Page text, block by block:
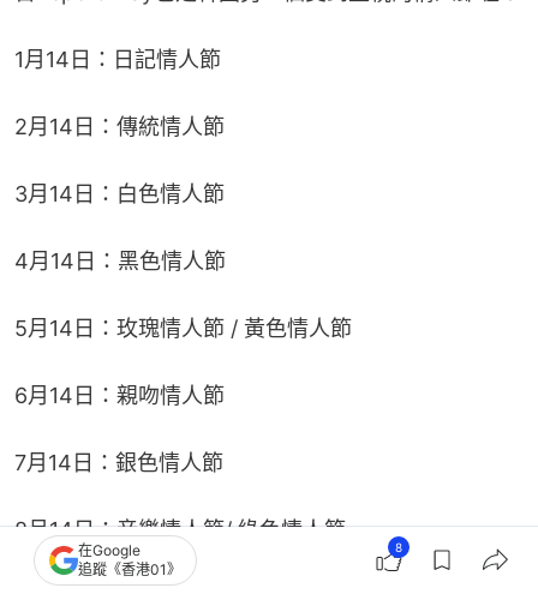
1月14日：日記情人節
2月14日：傳統情人節
3月14日：白色情人節
4月14日：黑色情人節
5月14日：玫瑰情人節 / 黃色情人節
6月14日：親吻情人節
7月14日：銀色情人節
8月14日：音樂情人節/ 綠色情人節
在Google
追蹤《香港01》
8